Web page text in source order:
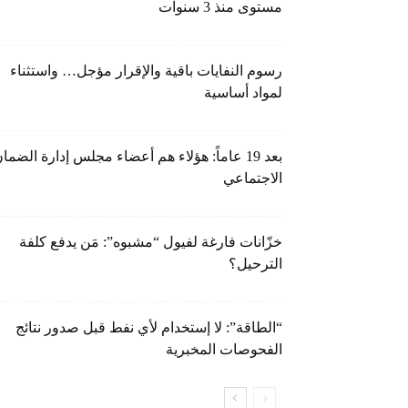
مستوى منذ 3 سنوات
رسوم النفايات باقية والإقرار مؤجل… واستثناء
لمواد أساسية
بعد 19 عاماً: هؤلاء هم أعضاء مجلس إدارة
الاجتماعي
خزّانات فارغة لفيول “مشبوه”: مَن يدفع كلفة
الترحيل؟
“الطاقة”: لا إستخدام لأي نفط قبل صدور نتائج
الفحوصات المخبرية